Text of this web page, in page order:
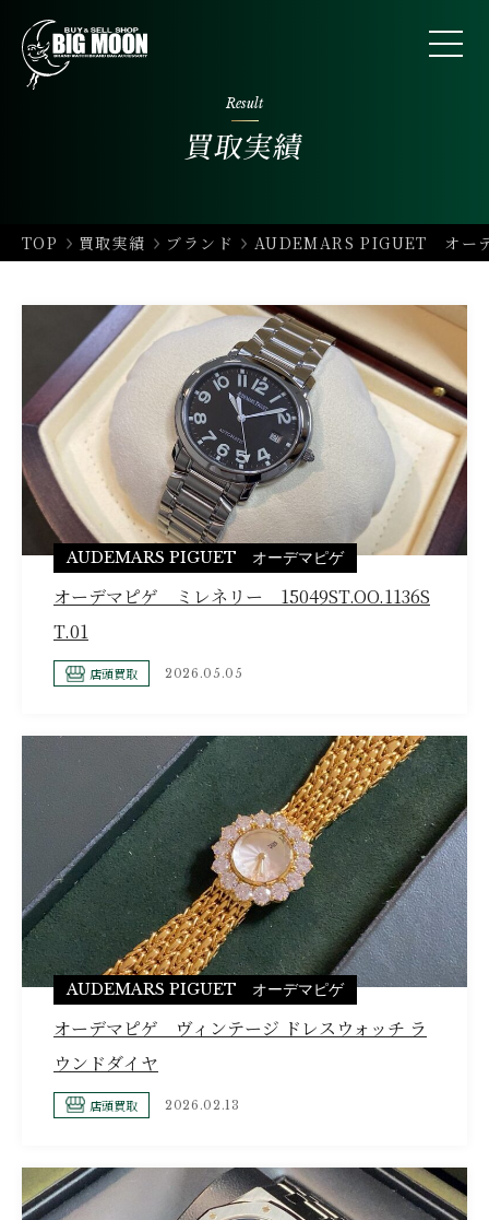
Result
買取実績
TOP 買取実績 ブランド AUDEMARS PIGUET オー
AUDEMARS PIGUET オーデマピゲ
オーデマピゲ ミレネリー 15049ST.OO.1136S
T.01
店頭買取 2026.05.05
AUDEMARS PIGUET オーデマピゲ
オーデマピゲ ヴィンテージ ドレスウォッチ ラ
ウンドダイヤ
店頭買取 2026.02.13